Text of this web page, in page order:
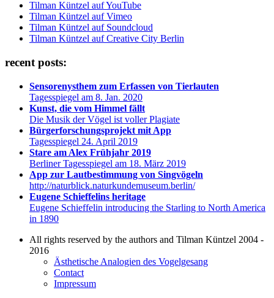
Tilman Küntzel auf YouTube
Tilman Küntzel auf Vimeo
Tilman Küntzel auf Soundcloud
Tilman Küntzel auf Creative City Berlin
recent posts:
Sensorenysthem zum Erfassen von Tierlauten
Tagesspiegel am 8. Jan. 2020
Kunst, die vom Himmel fällt
Die Musik der Vögel ist voller Plagiate
Bürgerforschungsprojekt mit App
Tagesspiegel 24. April 2019
Stare am Alex Frühjahr 2019
Berliner Tagesspiegel am 18. März 2019
App zur Lautbestimmung von Singvögeln
http://naturblick.naturkundemuseum.berlin/
Eugene Schieffelins heritage
Eugene Schieffelin introducing the Starling to North America
in 1890
All rights reserved by the authors and Tilman Küntzel 2004 -
2016
Ästhetische Analogien des Vogelgesang
Contact
Impressum